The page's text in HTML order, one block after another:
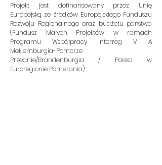
Projekt jest dofinansowany przez Unię
Europejską ze środków Europejskiego Funduszu
Rozwoju Regionalnego oraz budżetu państwa
(Fundusz Małych Projektów w ramach
Programu Współpracy Interreg V A
Meklemburgia-Pomorze
Przednie/Brandenburgia / Polska w
Euroregionie Pomerania)